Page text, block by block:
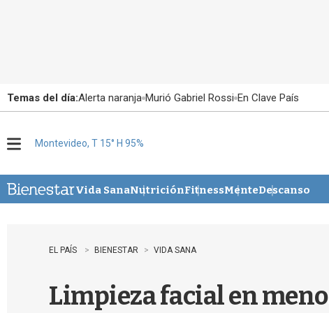
Temas del día:Alerta naranja Murió Gabriel Rossi En Clave País
u
Montevideo, T 15° H 95%
Vida SanaNutriciónFitnessMenteDescanso
EL PAÍS BIENESTAR VIDA SANA
Limpieza facial en